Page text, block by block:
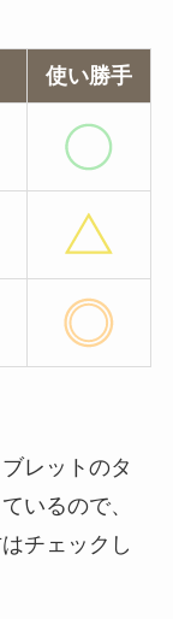
使い勝手
レットのタ
いるので、
チェックし